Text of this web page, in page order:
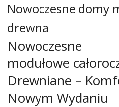
Nowoczesne domy
drewna
Nowoczesne
modułowe
Drewniane –
Nowym Wydaniu